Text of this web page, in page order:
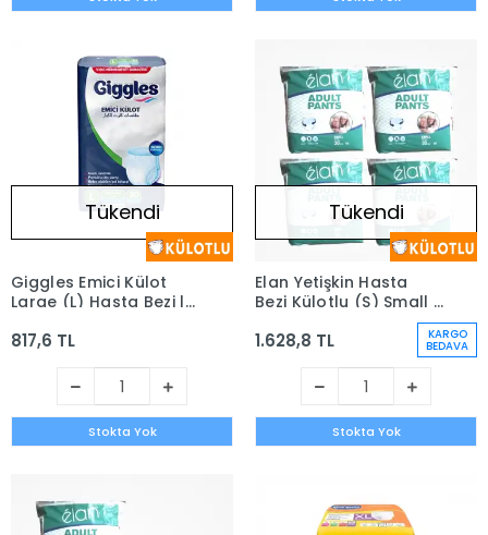
Tükendi
Giggles Emici Külot
Large (L) Hasta Bezi |
817,6 TL
Stokta Yok
Tükendi
Elan Yetişkin Hasta
Bezi Külotlu (S) Small -
Adet)
1.628,8 TL KARGO
BEDAVA
Stokta Yok